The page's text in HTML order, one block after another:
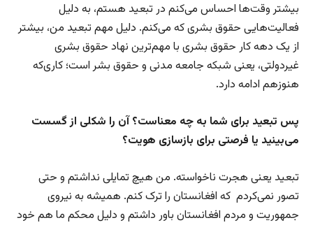
بیشتر وقت‌ها احساس می‌کنم در تبعید هستم، به دلیل
فعالیت‌هایی حقوق بشری که می‌کنم. دلیل مهم تبعید من، بیشتر
از یک دهه کار حقوق بشری‌ با مهم‌ترین نهاد حقوق بشری
غیردولتی، یعنی شبکه جامعه مدنی و حقوق بشر است؛ کاری‌که
هنوزهم ادامه دارد.
پس تبعید برای شما به چه معناست؟ آن را شکلی از گسست
می‌بینید یا فرصتی برای بازسازی هویت؟
تبعید یعنی هجرت ناخواسته. من هیچ تمایلی نداشتم و حتی
تصور نمی‌کردم که افغانستان را ترک کنم. همیشه به نیروی
جمهوریت و مردم افغانستان باور داشتم و دلیل محکم ما هم خود